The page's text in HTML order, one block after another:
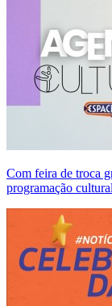
Com feira de troca
programação